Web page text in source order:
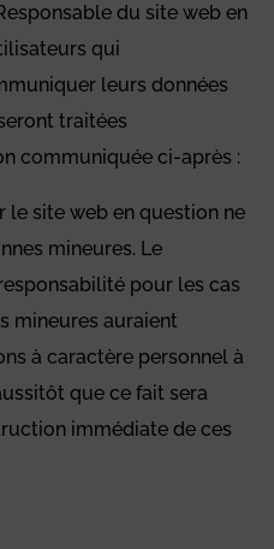
du site web en
qui
leurs données
traitées
communiquée ci-après :
le site web en question ne
mineures. Le
pour les cas
mineures auraient
à caractère personnel à
que ce fait sera
immédiate de ces